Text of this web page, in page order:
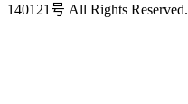
140121号 All Rights Reserved.